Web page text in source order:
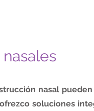
nasal
soluciones